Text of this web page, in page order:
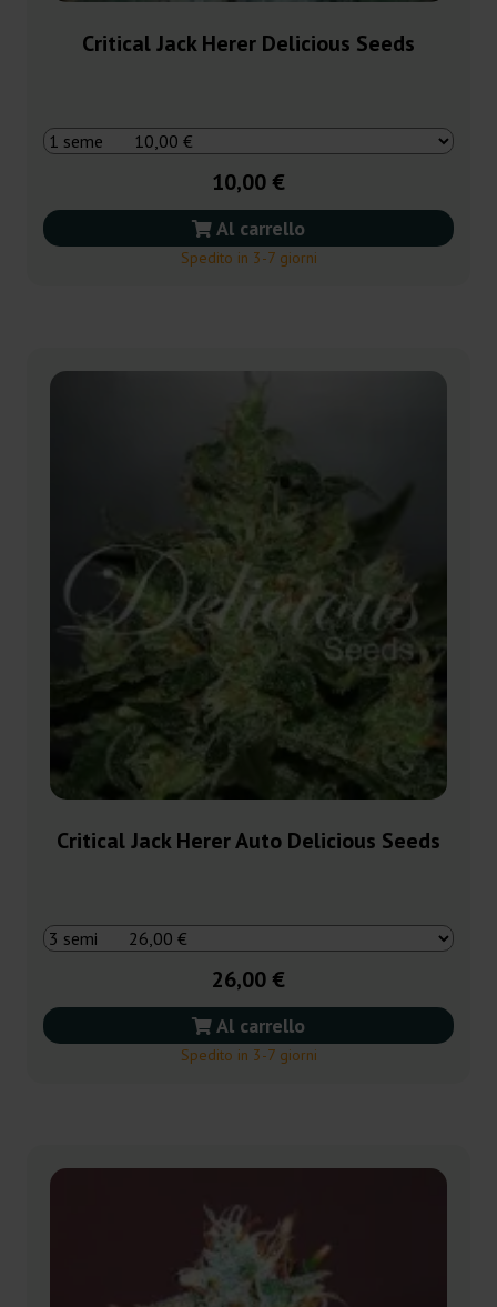
Critical Jack Herer Delicious Seeds
10,00 €
Al carrello
Spedito in 3-7 giorni
Critical Jack Herer Auto Delicious Seeds
26,00 €
Al carrello
Spedito in 3-7 giorni